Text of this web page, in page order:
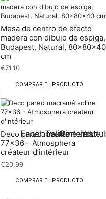
Mesa de centro de efecto
madera con dibujo de espiga,
Budapest, Natural, 80x80x40
cm
€71.10
COMPRAR EL PRODUCTO
FacebookTwitterPinterest
Deco pared macramé soline
77×36 – Atmosphera
créateur d’intérieur
€20.99
COMPRAR EL PRODUCTO